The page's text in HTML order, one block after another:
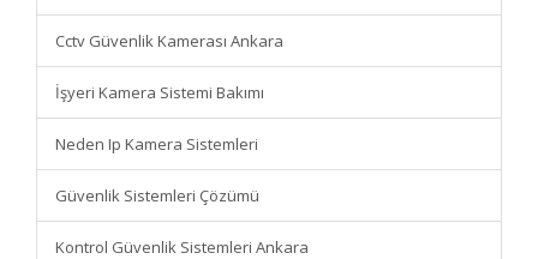
Cctv Güvenlik Kamerası Ankara
İşyeri Kamera Sistemi Bakımı
Neden Ip Kamera Sistemleri
Güvenlik Sistemleri Çözümü
Kontrol Güvenlik Sistemleri Ankara